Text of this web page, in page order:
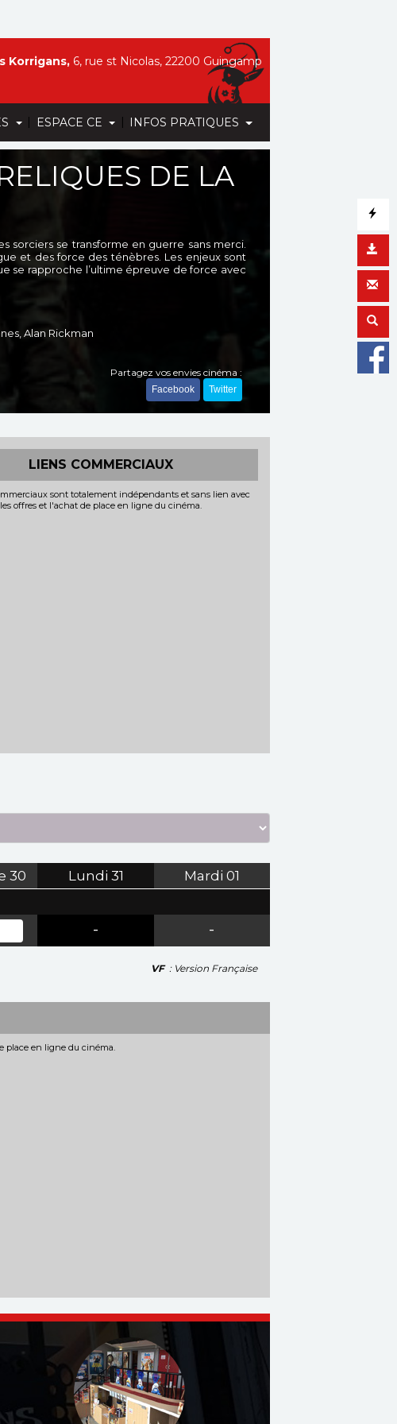
| ESPACE CE | INFOS PRATIQUES
Korrigans, 6, rue st Nicolas, 22200 Guingamp
DE LA
sorciers se transforme en guerre sans merci.
et des force des ténèbres. Les enjeux sont
se rapproche l’ultime épreuve de force avec
Alan Rickman
Partagez vos envies cinéma :
Facebook Twitter
LIENS COMMERCIAUX
sont totalement indépendants et sans lien avec
les offres et l'achat de place en ligne du cinéma.
30 Lundi 31 Mardi 01
- -
VF : Version Française
place en ligne du cinéma.